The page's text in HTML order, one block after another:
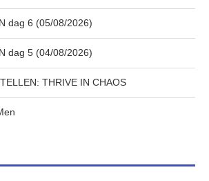
dag 6 (05/08/2026)
dag 5 (04/08/2026)
THRIVE IN CHAOS